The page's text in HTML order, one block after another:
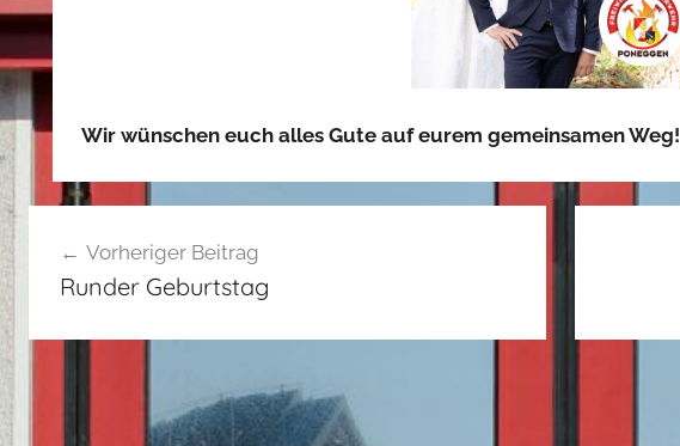
Wir wünschen euch alles Gute auf eurem gemeinsamen Weg!
Vorheriger Beitrag
Runder Geburtstag